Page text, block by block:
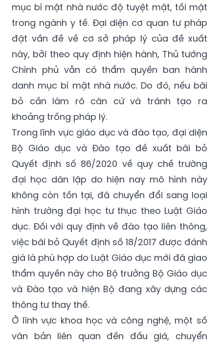
mục bí mật nhà nước độ tuyệt mật, tối mật
trong ngành y tế. Đại diện cơ quan tư pháp
đặt vấn đề về cơ sở pháp lý của đề xuất
này, bởi theo quy định hiện hành, Thủ tướng
Chính phủ vẫn có thẩm quyền ban hành
danh mục bí mật nhà nước. Do đó, nếu bãi
bỏ cần làm rõ căn cứ và tránh tạo ra
khoảng trống pháp lý.
Trong lĩnh vực giáo dục và đào tạo, đại diện
Bộ Giáo dục và Đào tạo đề xuất bãi bỏ
Quyết định số 86/2020 về quy chế trường
đại học dân lập do hiện nay mô hình này
không còn tồn tại, đã chuyển đổi sang loại
hình trường đại học tư thục theo Luật Giáo
dục. Đối với quy định về đào tạo liên thông,
việc bãi bỏ Quyết định số 18/2017 được đánh
giá là phù hợp do Luật Giáo dục mới đã giao
thẩm quyền này cho Bộ trưởng Bộ Giáo dục
và Đào tạo và hiện Bộ đang xây dựng các
thông tư thay thế.
Ở lĩnh vực khoa học và công nghệ, một số
văn bản liên quan đến đấu giá, chuyển